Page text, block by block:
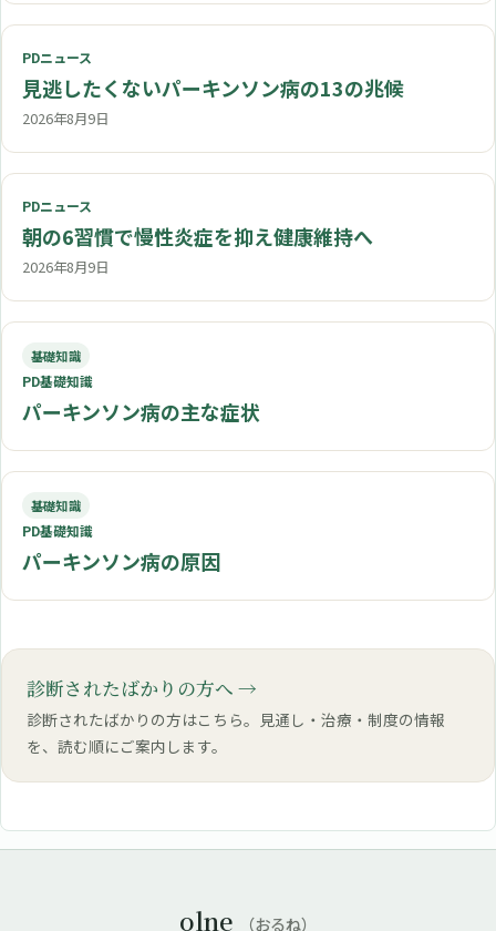
PDニュース
見逃したくないパーキンソン病の13の兆候
2026年8月9日
PDニュース
朝の6習慣で慢性炎症を抑え健康維持へ
2026年8月9日
基礎知識
PD基礎知識
パーキンソン病の主な症状
基礎知識
PD基礎知識
パーキンソン病の原因
診断されたばかりの方へ
診断されたばかりの方はこちら。見通し・治療・制度の情報
を、読む順にご案内します。
olne （おるね）